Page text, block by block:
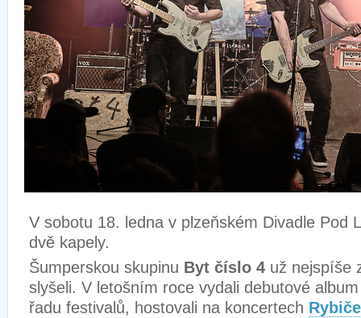
V sobotu 18. ledna v plzeňském Divadle Pod
dvě kapely.
Šumperskou skupinu Byt číslo 4 už nejspíše
slyšeli. V letošním roce vydali debutové
řadu festivalů, hostovali na koncertech